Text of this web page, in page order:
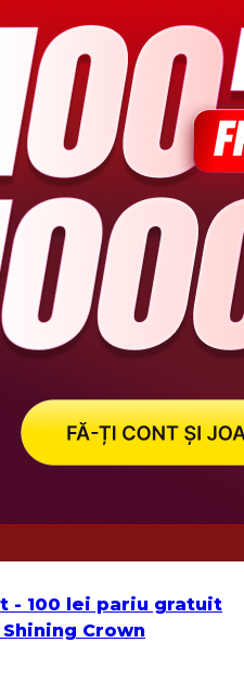
- 100 lei pariu gratuit
Crown